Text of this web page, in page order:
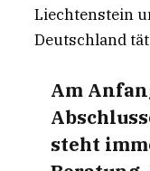
Liechtenstein
Deutschland
Am
steht